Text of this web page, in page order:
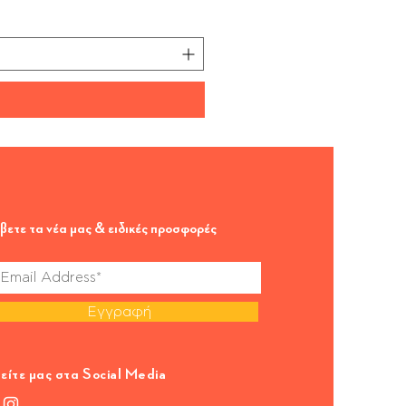
τα νέα μας & ειδικές προσφορές
Εγγραφή
μας στα Social Media